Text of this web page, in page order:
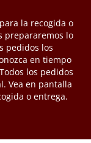
la recogida o
prepararemos lo
pedidos los
en tiempo
los pedidos
Vea en pantalla
o entrega.